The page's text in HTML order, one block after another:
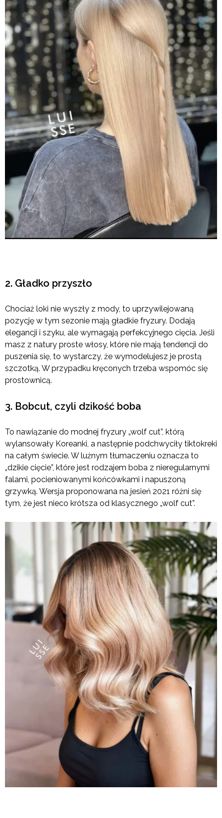
2. Gładko przyszło
Chociaż loki nie wyszły z mody, to uprzywilejowaną
pozycję w tym sezonie mają gładkie fryzury. Dodają
elegancji i szyku, ale wymagają perfekcyjnego cięcia. Jeśli
masz z natury proste włosy, które nie mają tendencji do
puszenia się, to wystarczy, że wymodelujesz je prostą
szczotką. W przypadku kręconych trzeba wspomóc się
prostownicą.
3. Bobcut, czyli dzikość boba
To nawiązanie do modnej fryzury „wolf cut”, którą
wylansowały Koreanki, a następnie podchwyciły tiktokreki
na całym świecie. W luźnym tłumaczeniu oznacza to
„dzikie cięcie”, które jest rodzajem boba z nieregularnymi
falami, pocieniowanymi końcówkami i napuszoną
grzywką. Wersja proponowana na jesień 2021 różni się
tym, że jest nieco krótsza od klasycznego „wolf cut”.